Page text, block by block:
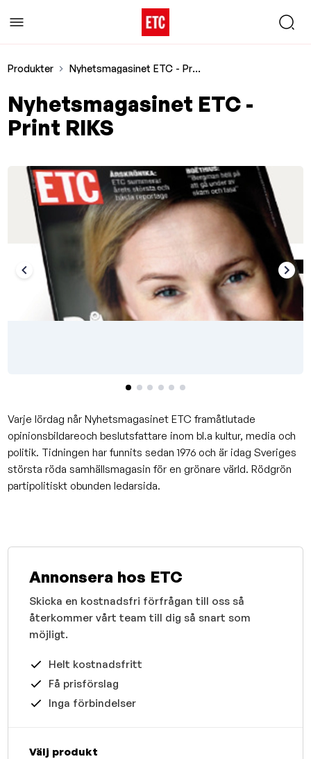
Produkter Nyhetsmagasinet ETC - Print RIKS
Nyhetsmagasinet ETC -
Print RIKS
Varje lördag når Nyhetsmagasinet ETC framåtlutade
opinionsbildareoch beslutsfattare inom bl.a kultur, media och
politik. Tidningen har funnits sedan 1976 och är idag Sveriges
största röda samhällsmagasin för en grönare värld. Rödgrön
partipolitiskt obunden ledarsida.
Annonsera hos ETC
Skicka en kostnadsfri förfrågan till oss så
återkommer vårt team till dig så snart som
möjligt.
Helt kostnadsfritt
Få prisförslag
Inga förbindelser
Välj produkt